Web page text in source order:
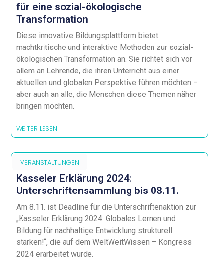
für eine sozial-ökologische
Transformation
Diese innovative Bildungsplattform bietet
machtkritische und interaktive Methoden zur sozial-
ökologischen Transformation an. Sie richtet sich vor
allem an Lehrende, die ihren Unterricht aus einer
aktuellen und globalen Perspektive führen möchten –
aber auch an alle, die Menschen diese Themen näher
bringen möchten.
WEITER LESEN
VERANSTALTUNGEN
Kasseler Erklärung 2024:
Unterschriftensammlung bis 08.11.
Am 8.11. ist Deadline für die Unterschriftenaktion zur
„Kasseler Erklärung 2024: Globales Lernen und
Bildung für nachhaltige Entwicklung strukturell
stärken!“, die auf dem WeltWeitWissen – Kongress
2024 erarbeitet wurde.